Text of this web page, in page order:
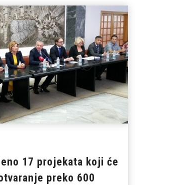
17 projekata koji će
preko 600